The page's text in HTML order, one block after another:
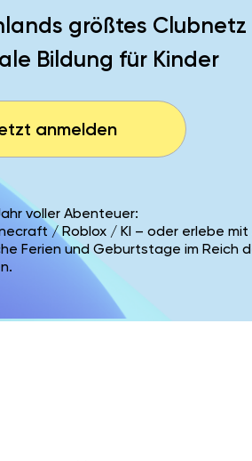
voller Abenteuer:
/ Roblox / KI – oder erlebe mit
Ferien und Geburtstage im Reich
größtes Clubnetz
Bildung für Kinder
anmelden